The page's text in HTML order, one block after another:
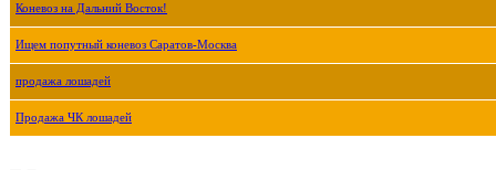
Коневоз на Дальний Восток!
Ищем попутный коневоз Саратов-Москва
продажа лошадей
Продажа ЧК лошадей